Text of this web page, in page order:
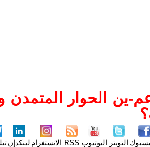
ين الحوار المتمدن
التويتر اليوتيوب RSS الانستغرام لينكدإن